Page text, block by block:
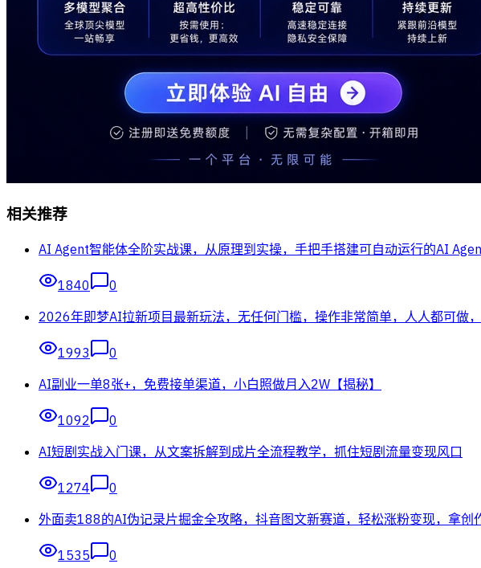
相关推荐
AI Agent智能体全阶实战课，从原理到实操，手把手搭建可自动运行的AI
1840
0
2026年即梦AI拉新项目最新玩法，无任何门槛，操作非常简单，人人都可做
1993
0
AI副业一单8张+，免费接单渠道，小白照做月入2W【揭秘】
1092
0
AI短剧实战入门课，从文案拆解到成片全流程教学，抓住短剧流量变现风口
1274
0
外面卖188的AI伪记录片掘金全攻略，抖音图文新赛道，轻松涨粉变现，拿创
1535 0